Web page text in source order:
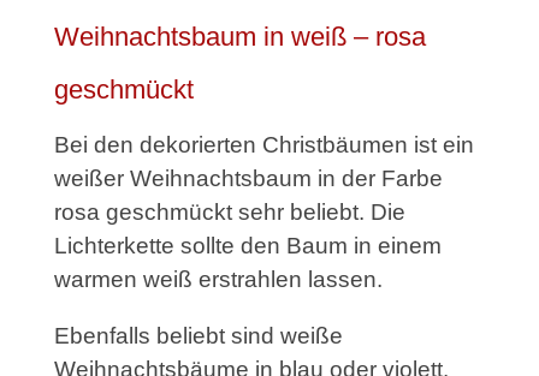
Weihnachtsbaum in weiß – rosa
geschmückt
Bei den dekorierten Christbäumen ist ein
weißer Weihnachtsbaum in der Farbe
rosa geschmückt sehr beliebt. Die
Lichterkette sollte den Baum in einem
warmen weiß erstrahlen lassen.
Ebenfalls beliebt sind weiße
Weihnachtsbäume in blau oder violett.